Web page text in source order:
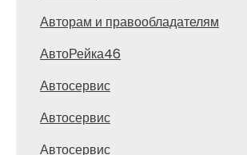
Авторам и правообладателям
АвтоРейка46
Автосервис
Автосервис
Автосервис